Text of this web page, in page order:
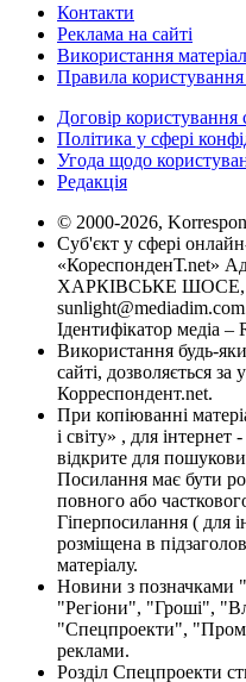
Контакти
Реклама на сайті
Використання
Правила
Договір користування
Політика у сфері
Угода щодо
Редакція
© 2000-2026,
Суб'єкт у сфері
«КореспонденТ.net»
ХАРКІВСЬКЕ ШОСЕ,
Ідентифікатор медіа –
Використання будь-
сайті, дозволяється
Корреспондент.net.
При копіюванні
і світу» , для
відкрите для
Посилання має бути
повного або
Гіперпосилання ( для
розміщена в
матеріалу.
Новини з позначками
"Регіони", "Гроші",
"Спецпроекти",
реклами.
Розділ Спецпроекти